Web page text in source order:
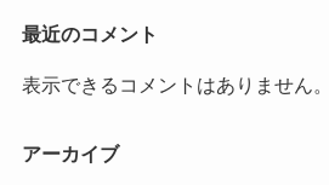
最近のコメント
表示できるコメントはありません。
アーカイブ